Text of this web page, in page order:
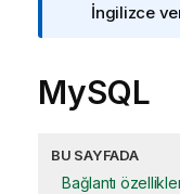
İngilizce
MySQL
BU SAYFADA
Bağlantı